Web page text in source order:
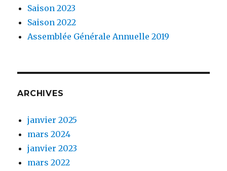
Saison 2023
Saison 2022
Assemblée Générale Annuelle 2019
ARCHIVES
janvier 2025
mars 2024
janvier 2023
mars 2022